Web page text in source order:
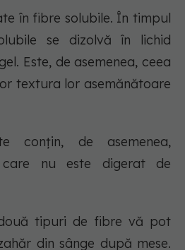
în fibre solubile. În timpul
se dizolvă în lichid
Este, de asemenea, ceea
textura lor asemănătoare
conțin, de asemenea,
care nu este digerat de
tipuri de fibre vă pot
din sânge după mese.